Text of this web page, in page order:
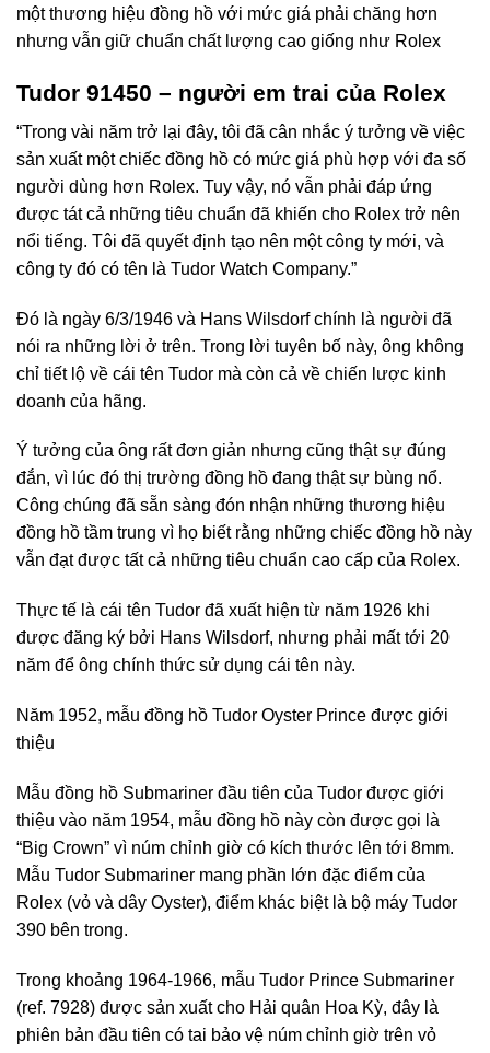
một thương hiệu đồng hồ với mức giá phải chăng hơn
nhưng vẫn giữ chuẩn chất lượng cao giống như Rolex
Tudor 91450 – người em trai của Rolex
“Trong vài năm trở lại đây, tôi đã cân nhắc ý tưởng về việc
sản xuất một chiếc đồng hồ có mức giá phù hợp với đa số
người dùng hơn Rolex. Tuy vậy, nó vẫn phải đáp ứng
được tát cả những tiêu chuẩn đã khiến cho Rolex trở nên
nổi tiếng. Tôi đã quyết định tạo nên một công ty mới, và
công ty đó có tên là Tudor Watch Company.”
Đó là ngày 6/3/1946 và Hans Wilsdorf chính là người đã
nói ra những lời ở trên. Trong lời tuyên bố này, ông không
chỉ tiết lộ về cái tên Tudor mà còn cả về chiến lược kinh
doanh của hãng.
Ý tưởng của ông rất đơn giản nhưng cũng thật sự đúng
đắn, vì lúc đó thị trường đồng hồ đang thật sự bùng nổ.
Công chúng đã sẵn sàng đón nhận những thương hiệu
đồng hồ tầm trung vì họ biết rằng những chiếc đồng hồ này
vẫn đạt được tất cả những tiêu chuẩn cao cấp của Rolex.
Thực tế là cái tên Tudor đã xuất hiện từ năm 1926 khi
được đăng ký bởi Hans Wilsdorf, nhưng phải mất tới 20
năm để ông chính thức sử dụng cái tên này.
Năm 1952, mẫu đồng hồ Tudor Oyster Prince được giới
thiệu
Mẫu đồng hồ Submariner đầu tiên của Tudor được giới
thiệu vào năm 1954, mẫu đồng hồ này còn được gọi là
“Big Crown” vì núm chỉnh giờ có kích thước lên tới 8mm.
Mẫu Tudor Submariner mang phần lớn đặc điểm của
Rolex (vỏ và dây Oyster), điểm khác biệt là bộ máy Tudor
390 bên trong.
Trong khoảng 1964-1966, mẫu Tudor Prince Submariner
(ref. 7928) được sản xuất cho Hải quân Hoa Kỳ, đây là
phiên bản đầu tiên có tai bảo vệ núm chỉnh giờ trên vỏ